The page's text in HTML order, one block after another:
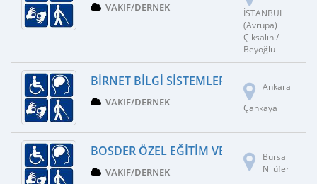
VAKIF/DERNEK
İSTANBUL
(Avrupa)
Çıksalın /
Beyoğlu
BIRNET BILGI SISTEMLER
VAKIF/DERNEK
Ankara
Çankaya
BOSDER ÖZEL EĞITIM VE
VAKIF/DERNEK
Bursa
Nilüfer